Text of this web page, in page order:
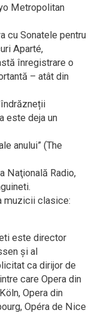
Metropolitan
cu Sonatele pentru
Aparté,
înregistrare o
– atât din
este deja un
anului” (The
Naţională Radio,
muzicii clasice:
este director
și al
ca dirijor de
care Opera din
Opera din
Opéra de Nice